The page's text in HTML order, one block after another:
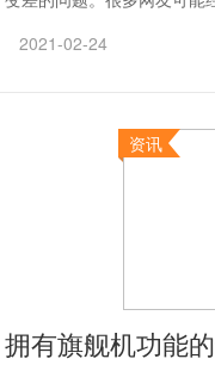
2021-02-24
资讯
拥有旗舰机功能